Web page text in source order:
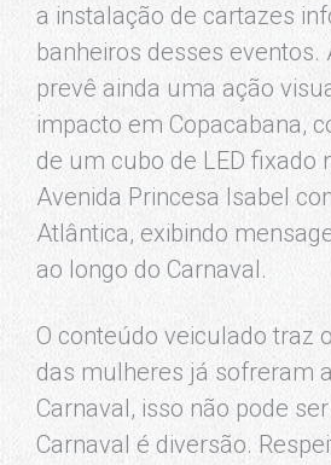
a instalação de cartazes
banheiros desses eventos.
prevê ainda uma ação
impacto em Copacabana,
de um cubo de LED fixado
Avenida Princesa Isabel
Atlântica, exibindo
ao longo do Carnaval.
O conteúdo veiculado traz
das mulheres já sofreram
Carnaval, isso não pode
Carnaval é diversão.